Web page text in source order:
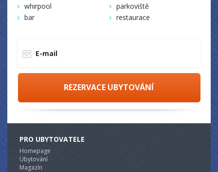
whirpool
parkoviště
bar
restaurace
E-mail
REZERVACE UBYTOVÁNÍ
PRO UBYTOVATELE
Homepage
Ubytování
Magazín